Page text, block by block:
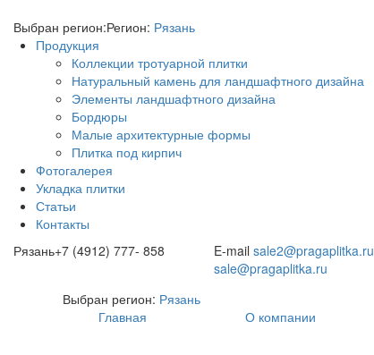
Выбран регион:Регион: Рязань
Продукция
Коллекции тротуарной плитки
Натуральный камень для ландшафтного дизайна
Элементы ландшафтного дизайна
Бордюры
Малые архитектурные формы
Плитка под кирпич
Фотогалерея
Укладка плитки
Статьи
Контакты
Рязань+7 (4912) 777- 858 E-mail sale2@pragaplitka.ru
sale@pragaplitka.ru
Выбран регион: Рязань
Главная
О компании